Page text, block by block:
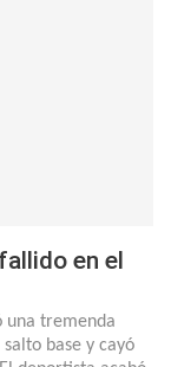
en el
una tremenda
base y cayó